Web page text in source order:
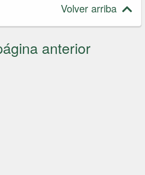
Volver arriba
anterior